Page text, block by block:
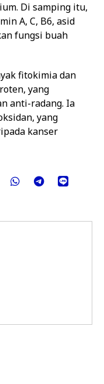
Di samping itu,
A, C, B6, asid
fungsi buah
fitokimia dan
yang
anti-radang. Ia
yang
kanser